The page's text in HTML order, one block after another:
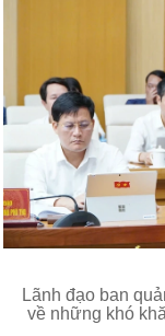
Lãnh đạo ban
về những khó